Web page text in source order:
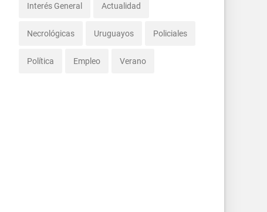
Interés General Actualidad
Necrológicas Uruguayos Policiales
Política Empleo Verano